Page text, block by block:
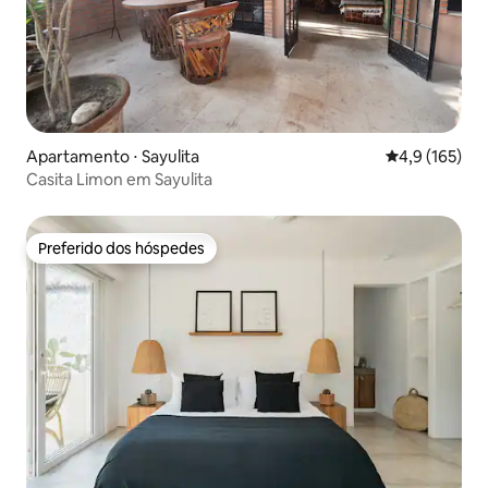
Apartamento ⋅ Sayulita 4,9 de uma
4,9 (165)
Casita Limon em Sayulita
Preferido dos hóspedes
Preferido dos hóspedes